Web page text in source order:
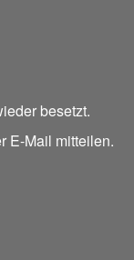
besetzt.
E-Mail mitteilen.